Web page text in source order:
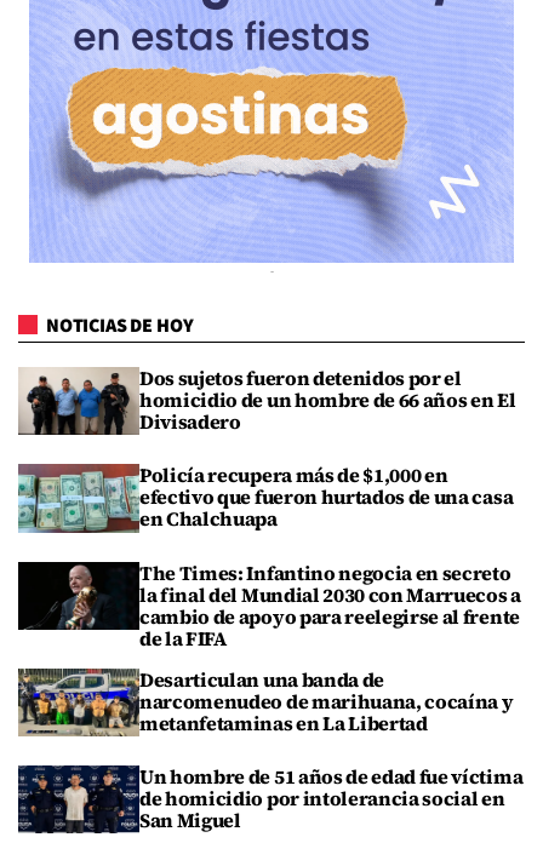
NOTICIAS DE HOY
Dos sujetos fueron detenidos por el
homicidio de un hombre de 66 años en El
Divisadero
Policía recupera más de $1,000 en
efectivo que fueron hurtados de una casa
en Chalchuapa
The Times: Infantino negocia en secreto
la final del Mundial 2030 con Marruecos a
cambio de apoyo para reelegirse al frente
de la FIFA
Desarticulan una banda de
narcomenudeo de marihuana, cocaína y
metanfetaminas en La Libertad
Un hombre de 51 años de edad fue víctima
de homicidio por intolerancia social en
San Miguel